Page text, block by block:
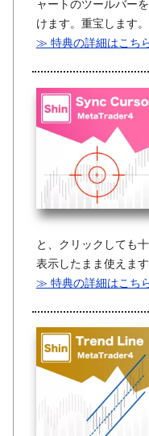
ャートのツールバー
けます。重宝します。
≫ 特典の詳細はこち
と、クリックしても
表示したまま使えます
≫ 特典の詳細はこち